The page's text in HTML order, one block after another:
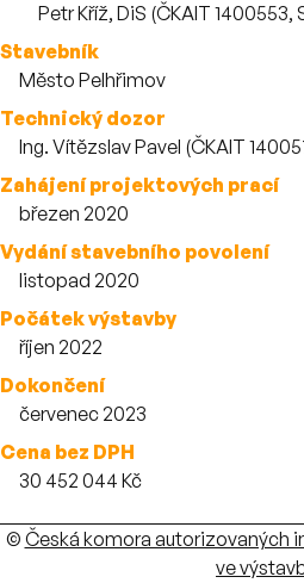
Zaměstnanci
Petr Kříž, DiS (ČKAIT
Stavebník
Město Pelhřimov
Technický dozor
Ing. Vítězslav Pavel (ČKAIT
Zahájení projektových prací
březen 2020
Vydání stavebního povolení
listopad 2020
Počátek výstavby
říjen 2022
Dokončení
červenec 2023
Cena bez DPH
30 452 044 Kč
Autoři
© Česká komora autorizovaných
ve